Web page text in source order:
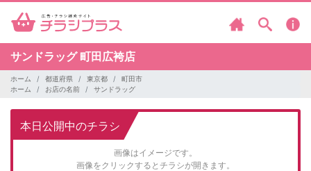
サンドラッグ 町田広袴店
ホーム 都道府県 東京都
町田市
ホーム
お店の名前 サンドラッグ
本日公開中のチラシ
画像はイメージです。
画像をクリックするとチラシが開きます。